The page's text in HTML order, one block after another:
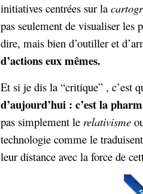
initiatives centrées sur la
pas seulement de visualiser les
dire, mais bien d’outiller et
d’actions eux mêmes.
Et si je dis la “critique” , c’est
d’aujourd’hui : c’est la
pas simplement le relativisme
technologie comme le
leur distance avec la force de